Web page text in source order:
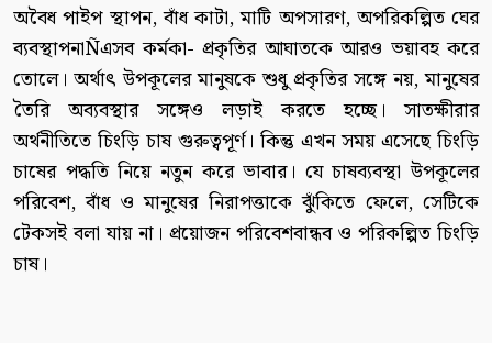
অবৈধ পাইপ স্থাপন, বাঁধ কাটা, মাটি অপসারণ, অপরিকল্পিত ঘের
ব্যবস্থাপনাÑএসব কর্মকা- প্রকৃতির আঘাতকে আরও ভয়াবহ করে
তোলে। অর্থাৎ উপকূলের মানুষকে শুধু প্রকৃতির সঙ্গে নয়, মানুষের
তৈরি অব্যবস্থার সঙ্গেও লড়াই করতে হচ্ছে। সাতক্ষীরার
অর্থনীতিতে চিংড়ি চাষ গুরুত্বপূর্ণ। কিন্তু এখন সময় এসেছে চিংড়ি
চাষের পদ্ধতি নিয়ে নতুন করে ভাবার। যে চাষব্যবস্থা উপকূলের
পরিবেশ, বাঁধ ও মানুষের নিরাপত্তাকে ঝুঁকিতে ফেলে, সেটিকে
টেকসই বলা যায় না। প্রয়োজন পরিবেশবান্ধব ও পরিকল্পিত চিংড়ি
চাষ।